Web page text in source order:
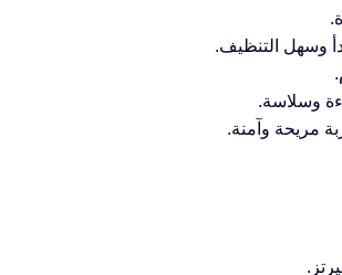
وسهل التنظيف.
وسلاسة.
مريحة وآمنة.